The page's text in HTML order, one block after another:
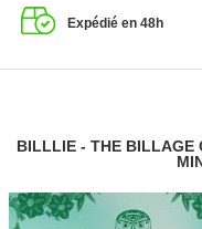
Expédié en 48h
BILLLIE - THE BILLAGE